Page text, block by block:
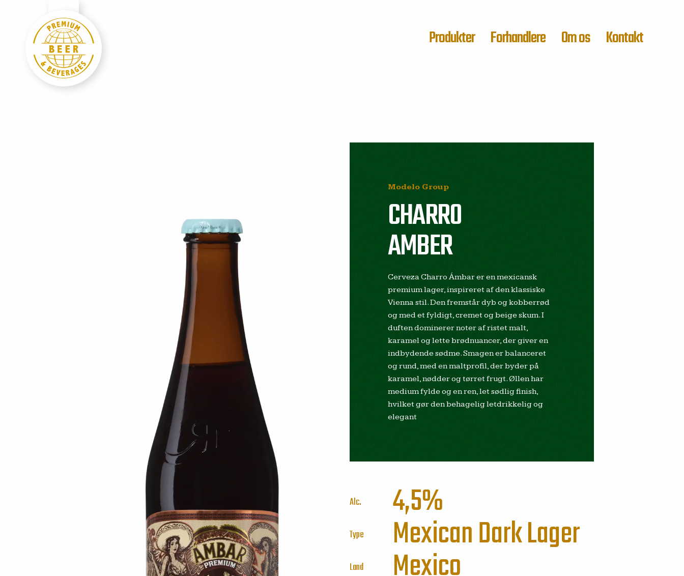
Produkter Forhandlere Om os Kontakt
Modelo Group
CHARRO
AMBER
Cerveza Charro Ámbar er en mexicansk
premium lager, inspireret af den klassiske
Vienna stil. Den fremstår dyb og kobberrød
og med et fyldigt, cremet og beige skum. I
duften dominerer noter af ristet malt,
karamel og lette brødnuancer, der giver en
indbydende sødme. Smagen er balanceret
og rund, med en maltprofil, der byder på
karamel, nødder og tørret frugt. Øllen har
medium fylde og en ren, let sødlig finish,
hvilket gør den behagelig letdrikkelig og
elegant
Alc. 4,5%
Type Mexican Dark Lager
Land